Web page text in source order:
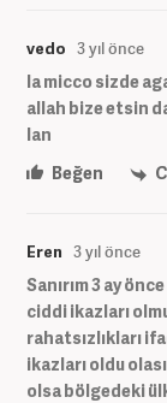
vedo 3 yıl önce
la micco sizde
allah bize etsin
lan
Beğen
Eren 3 yıl önce
Sanırım 3 ay
ciddi ikazları
rahatsızlıkları
ikazları oldu
olsa bölgedeki